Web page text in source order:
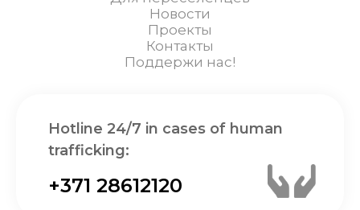
Новости
Проекты
Контакты
Поддержи нас!
Hotline 24/7 in cases of human
trafficking:
+371 28612120